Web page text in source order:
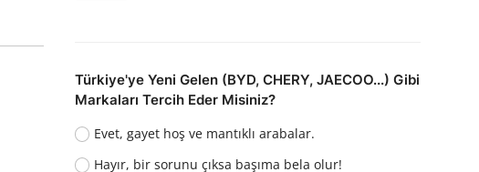
Türkiye'ye Yeni Gelen (BYD, CHERY, JAECOO...) Gibi
Markaları Tercih Eder Misiniz?
Evet, gayet hoş ve mantıklı arabalar.
Hayır, bir sorunu çıksa başıma bela olur!